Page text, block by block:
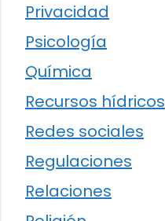
Privacidad
Psicología
Química
Recursos hídricos
Redes sociales
Regulaciones
Relaciones